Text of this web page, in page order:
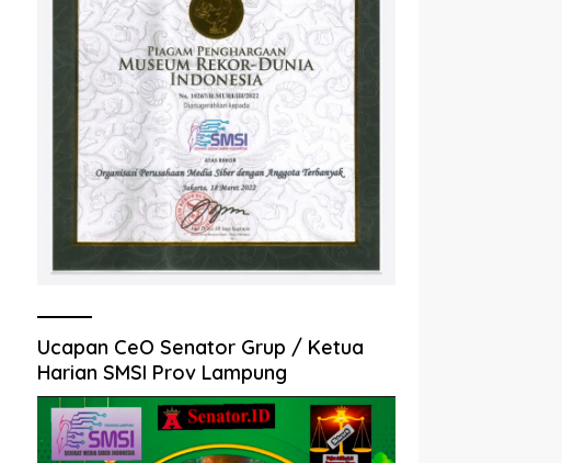
Ucapan CeO Senator Grup / Ketua
Harian SMSI Prov Lampung